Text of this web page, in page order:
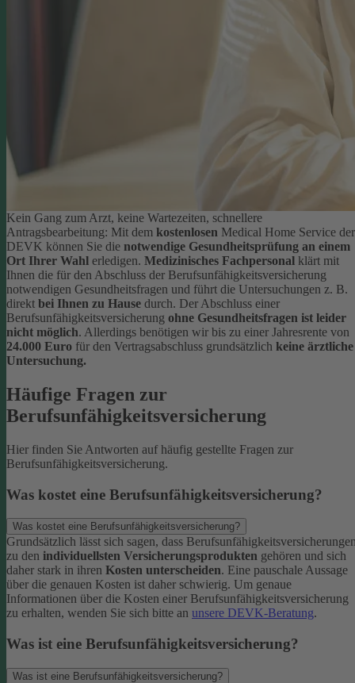
Kein Gang zum Arzt, keine Wartezeiten, schnellere
Antragsbearbeitung: Mit dem kostenlosen Medical Home Service der
DEVK können Sie die notwendige Gesundheitsprüfung an einem
Ort Ihrer Wahl erledigen. Medizinisches Fachpersonal klärt mit
Ihnen die für den Abschluss der Berufsunfähigkeitsversicherung
notwendigen Gesundheitsfragen und führt die Untersuchungen z. B.
direkt bei Ihnen zu Hause durch. Der Abschluss einer
Berufsunfähigkeitsversicherung ohne Gesundheitsfragen ist leider
nicht möglich. Allerdings benötigen wir bis zu einer Jahresrente von
24.000 Euro für den Vertragsabschluss grundsätzlich keine ärztliche
Untersuchung.
Häufige Fragen zur
Berufsunfähigkeitsversicherung
Hier finden Sie Antworten auf häufig gestellte Fragen zur
Berufsunfähigkeitsversicherung.
Was kostet eine Berufsunfähigkeitsversicherung?
Was kostet eine Berufsunfähigkeitsversicherung?
Grundsätzlich lässt sich sagen, dass
zu den individuellsten Versicherungsprodukten gehören und sich
daher stark in ihren Kosten unterscheiden. Eine pauschale Aussage
über die genauen Kosten ist daher schwierig. Um genaue
Informationen über die Kosten einer Berufsunfähigkeitsversicherung
zu erhalten, wenden Sie sich bitte an unsere DEVK-Beratung.
Was ist eine Berufsunfähigkeitsversicherung?
Was ist eine Berufsunfähigkeitsversicherung?